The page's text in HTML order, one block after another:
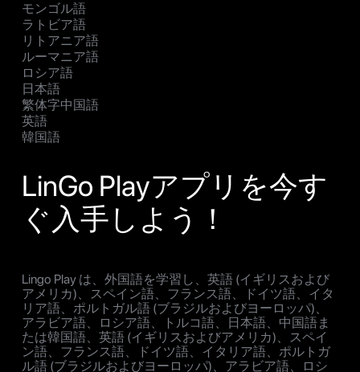
モンゴル語
ラトビア語
リトアニア語
ルーマニア語
ロシア語
日本語
繁体字中国語
英語
韓国語
LinGo Playアプリを今す
ぐ入手しよう！
Lingo Play は、外国語を学習し、英語 (イギリスおよび
アメリカ)、スペイン語、フランス語、ドイツ語、イタ
リア語、ポルトガル語 (ブラジルおよびヨーロッパ)、
アラビア語、ロシア語、トルコ語、日本語、中国語ま
たは韓国語、英語 (イギリスおよびアメリカ)、スペイ
ン語、フランス語、ドイツ語、イタリア語、ポルトガ
ル語 (ブラジルおよびヨーロッパ)、アラビア語、ロシ